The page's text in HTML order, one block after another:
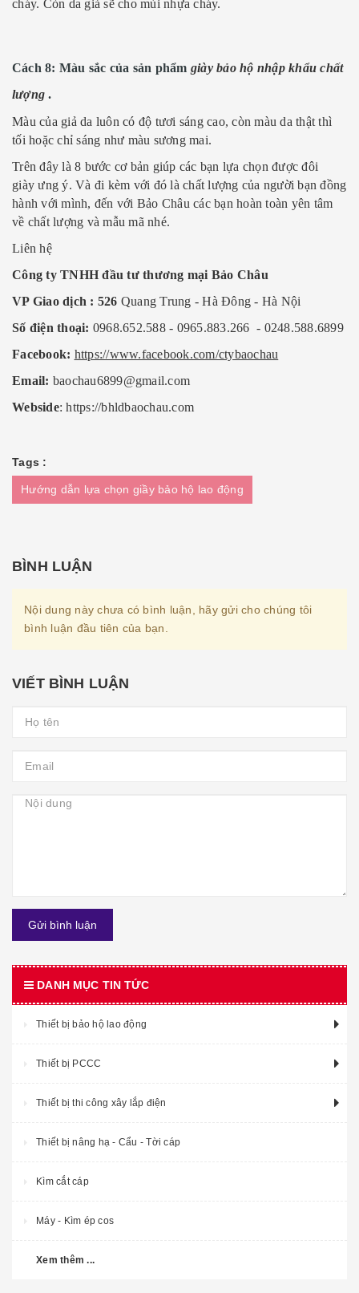
cháy. Còn da giả sẽ cho mùi nhựa cháy.
Cách 8: Màu sắc của sản phẩm giày bảo hộ nhập khẩu chất
lượng.
Màu của giả da luôn có độ tươi sáng cao, còn màu da thật thì
tối hoặc chỉ sáng như màu sương mai.
Trên đây là 8 bước cơ bản giúp các bạn lựa chọn được đôi
giày ưng ý. Và đi kèm với đó là chất lượng của người bạn đồng
hành với mình, đến với Bảo Châu các bạn hoàn toàn yên tâm
về chất lượng và mẫu mã nhé.
Liên hệ
Công ty TNHH đầu tư thương mại Bảo Châu
VP Giao dịch : 526 Quang Trung - Hà Đông - Hà Nội
Số điện thoại: 0968.652.588 - 0965.883.266 - 0248.588.6899
Facebook: https://www.facebook.com/ctybaochau
Email: baochau6899@gmail.com
Webside:https://bhldbaochau.com
Tags :
Hướng dẫn lựa chọn giầy bảo hộ lao động
BÌNH LUẬN
Nội dung này chưa có bình luận, hãy gửi cho chúng tôi
bình luận đầu tiên của bạn.
VIẾT BÌNH LUẬN
Gửi bình luận
DANH MỤC TIN TỨC
Thiết bị bảo hộ lao động
Thiết bị PCCC
Thiết bị thi công xây lắp điện
Thiết bị nâng hạ - Cẩu - Tời cáp
Kìm cắt cáp
Máy - Kìm ép cos
Xem thêm ...